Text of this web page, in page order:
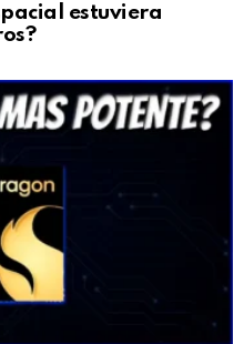
estuviera